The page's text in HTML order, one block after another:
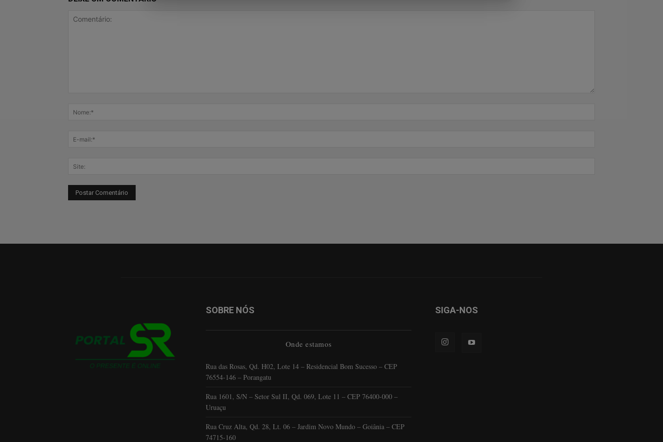
SOBRE NÓS
Onde estamos
Rua das Rosas, Qd. H02, Lote 14 – Residencial Bom Sucesso – CEP
76554-146 – Porangatu
Rua 1601, S/N – Setor Sul II, Qd. 069, Lote 11 – CEP 76400-000 –
Uruaçu
Rua Cruz Alta, Qd. 28, Lt. 06 – Jardim Novo Mundo – Goiânia – CEP
74715-160
SIGA-NOS